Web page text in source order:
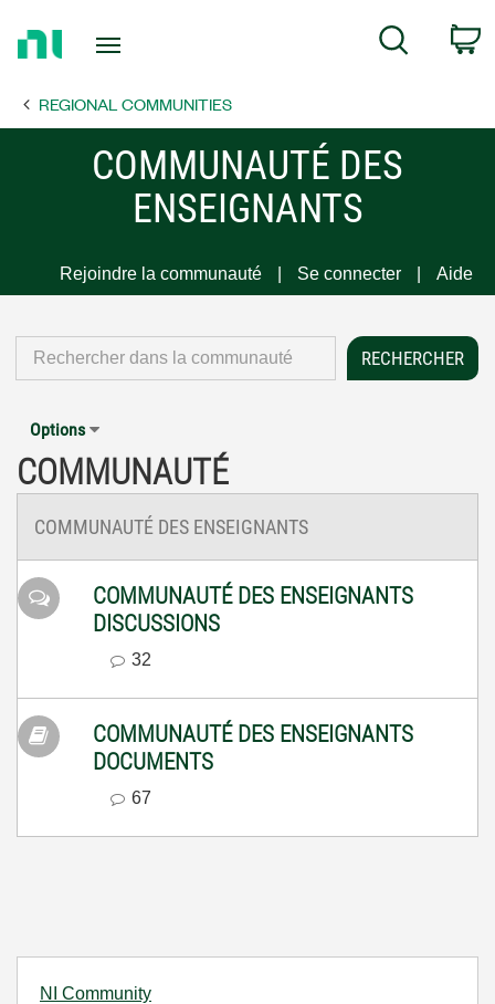
Page
Search
REGIONAL COMMUNITIES
COMMUNAUTÉ DES
ENSEIGNANTS
Rejoindre la communauté Se connecter Aide
NI Community
Options
COMMUNAUTÉ
COMMUNAUTÉ DES ENSEIGNANTS
COMMUNAUTÉ DES ENSEIGNANTS
DISCUSSIONS
32
COMMUNAUTÉ DES ENSEIGNANTS
DOCUMENTS
67